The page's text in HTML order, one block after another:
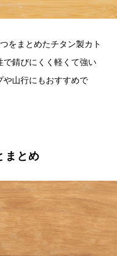
をまとめたチタン製カト
で錆びにくく軽くて強い
や山行にもおすすめで
まとめ